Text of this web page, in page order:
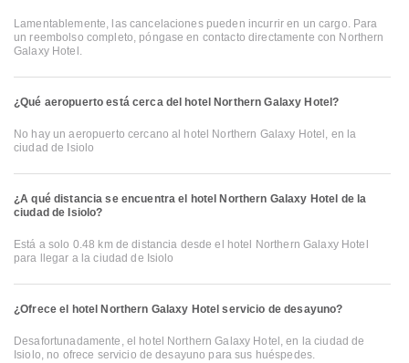
Lamentablemente, las cancelaciones pueden incurrir en un cargo. Para
un reembolso completo, póngase en contacto directamente con Northern
Galaxy Hotel.
¿Qué aeropuerto está cerca del hotel Northern Galaxy Hotel?
No hay un aeropuerto cercano al hotel Northern Galaxy Hotel, en la
ciudad de Isiolo
¿A qué distancia se encuentra el hotel Northern Galaxy Hotel de la
ciudad de Isiolo?
Está a solo 0.48 km de distancia desde el hotel Northern Galaxy Hotel
para llegar a la ciudad de Isiolo
¿Ofrece el hotel Northern Galaxy Hotel servicio de desayuno?
Desafortunadamente, el hotel Northern Galaxy Hotel, en la ciudad de
Isiolo, no ofrece servicio de desayuno para sus huéspedes.